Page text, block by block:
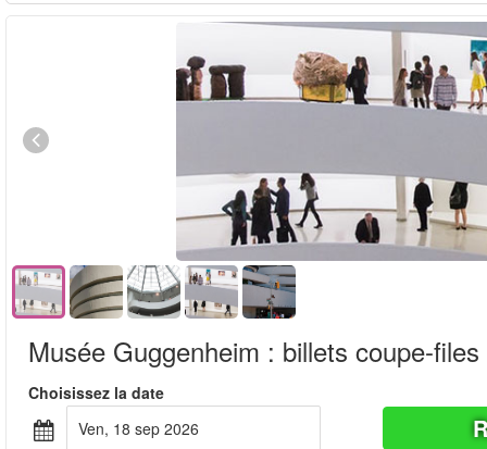
Musée Guggenheim : billets coupe-files
Choisissez la date
ven, 18 sep 2026